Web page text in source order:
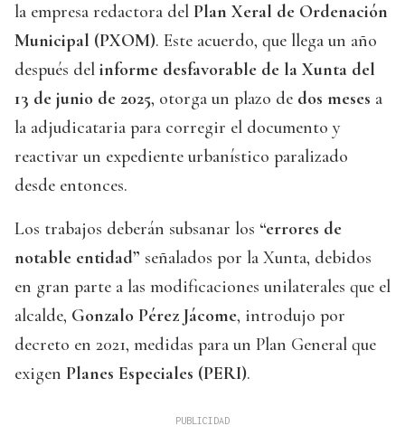
la empresa redactora del Plan Xeral de Ordenación
Municipal (PXOM). Este acuerdo, que llega un año
después del informe desfavorable de la Xunta del
13 de junio de 2025, otorga un plazo de dos meses a
la adjudicataria para corregir el documento y
reactivar un expediente urbanístico paralizado
desde entonces.
Los trabajos deberán subsanar los “errores de
notable entidad” señalados por la Xunta, debidos
en gran parte a las modificaciones unilaterales que el
alcalde, Gonzalo Pérez Jácome, introdujo por
decreto en 2021, medidas para un Plan General que
exigen Planes Especiales (PERI).